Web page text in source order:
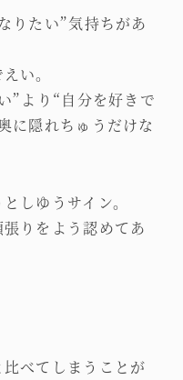
りたい”気持ちがあ
い。
”より“自分を好きで
に隠れちゅうだけな
しゆうサイン。
りをよう認めてあ
べてしまうことが